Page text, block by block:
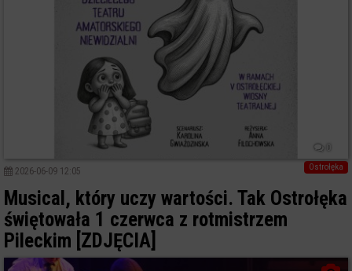
0
Ostrołęka
2026-06-09 12:05
Musical, który uczy wartości. Tak Ostrołęka
świętowała 1 czerwca z rotmistrzem
Pileckim [ZDJĘCIA]